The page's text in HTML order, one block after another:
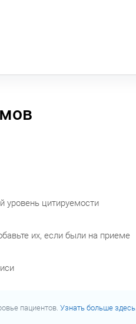
уровень цитируемости
их, если были на приеме
пациентов. Узнать больше здесь.